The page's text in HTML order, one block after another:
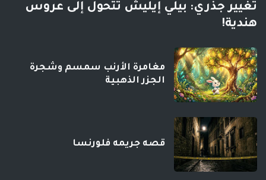
تغيير جذري: بيلي إيليش تتحول إلى عروس
هندية!
مغامرة الأرنب سمسم وشجرة
الجزر الذهبية
قصه جريمه فلورنسا